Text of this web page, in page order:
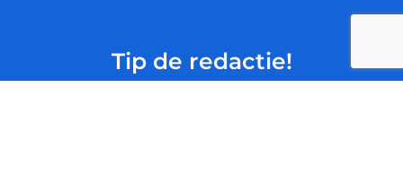
Tip de redactie!